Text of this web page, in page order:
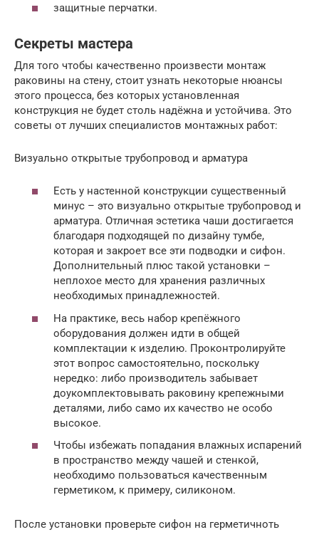
защитные перчатки.
Секреты мастера
Для того чтобы качественно произвести монтаж
раковины на стену, стоит узнать некоторые нюансы
этого процесса, без которых установленная
конструкция не будет столь надёжна и устойчива. Это
советы от лучших специалистов монтажных работ:
Визуально открытые трубопровод и арматура
Есть у настенной конструкции существенный
минус – это визуально открытые трубопровод и
арматура. Отличная эстетика чаши достигается
благодаря подходящей по дизайну тумбе,
которая и закроет все эти подводки и сифон.
Дополнительный плюс такой установки –
неплохое место для хранения различных
необходимых принадлежностей.
На практике, весь набор крепёжного
оборудования должен идти в общей
комплектации к изделию. Проконтролируйте
этот вопрос самостоятельно, поскольку
нередко: либо производитель забывает
доукомплектовывать раковину крепежными
деталями, либо само их качество не особо
высокое.
Чтобы избежать попадания влажных испарений
в пространство между чашей и стенкой,
необходимо пользоваться качественным
герметиком, к примеру, силиконом.
После установки проверьте сифон на герметичноть